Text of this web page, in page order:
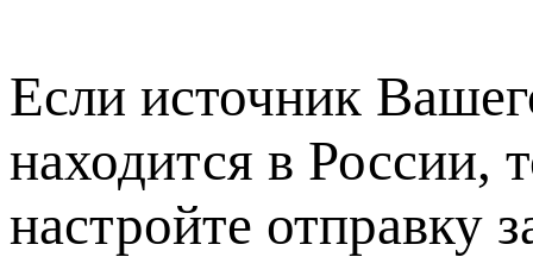
Если источник
находится в России,
настройте отправку